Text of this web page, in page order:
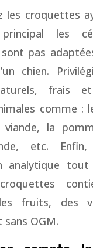
les croquettes
les
pas
chien.
frais
comme :
viande, la
etc.
analytique
fruits, des
sans OGM.